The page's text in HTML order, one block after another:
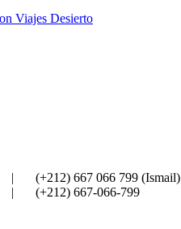
Viajes Desierto
|
(+212) 667 066 799 (Ismail)
|
(+212) 667-066-799